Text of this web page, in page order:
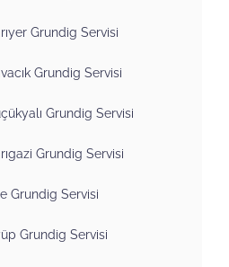
Grundig Servisi
Grundig Servisi
Grundig Servisi
Grundig Servisi
Grundig Servisi
Grundig Servisi